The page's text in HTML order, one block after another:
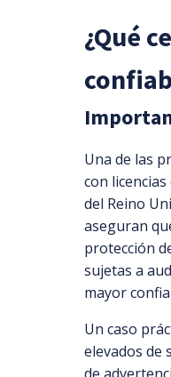
¿Qué
Una de las
con
del Reino
aseguran
protección
sujetas a
mayor
Un caso
elevados de